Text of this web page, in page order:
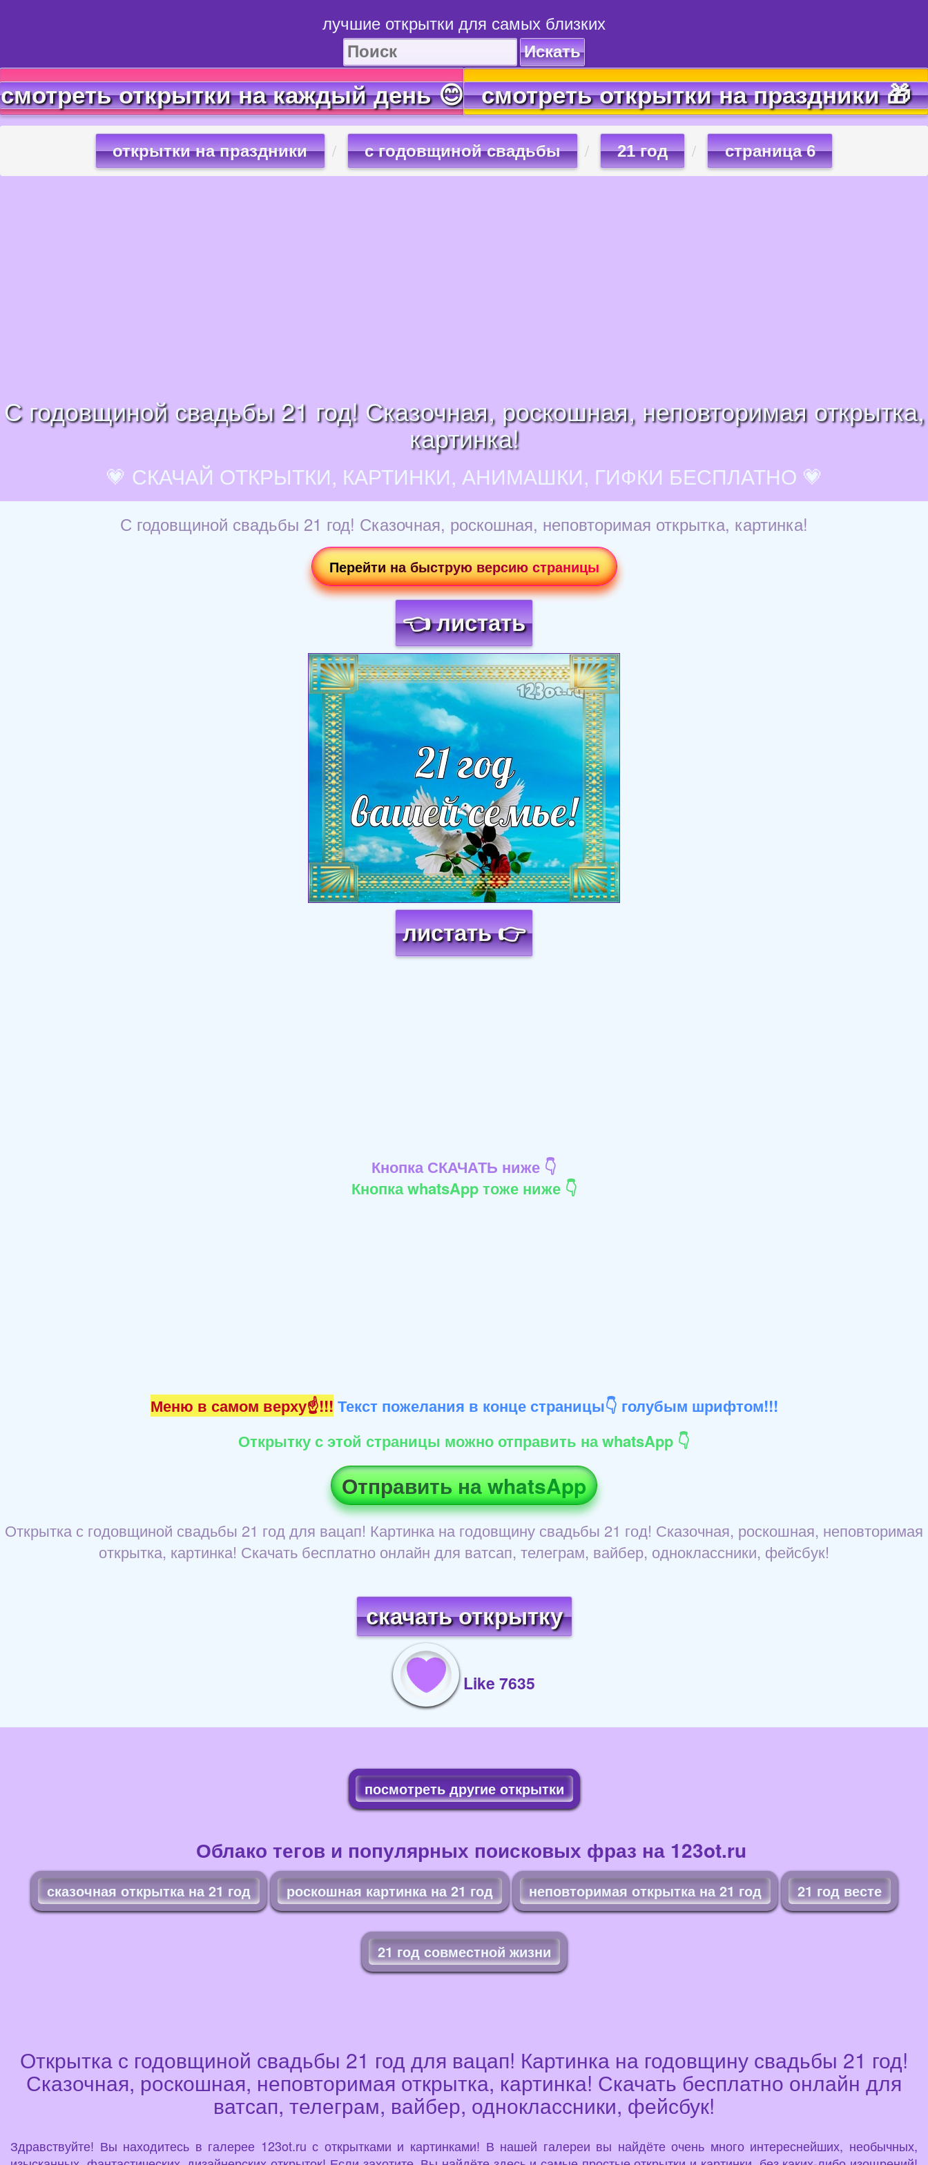
лучшие открытки для самых близких
Искать
смотреть открытки на каждый день 😊 смотреть открытки на праздники 🎁
открытки на праздники с годовщиной свадьбы 21 год страница 6
С годовщиной свадьбы 21 год! Сказочная, роскошная, неповторимая открытка,
картинка!
💗 СКАЧАЙ ОТКРЫТКИ, КАРТИНКИ, АНИМАШКИ, ГИФКИ БЕСПЛАТНО 💗
С годовщиной свадьбы 21 год! Сказочная, роскошная, неповторимая открытка, картинка!
Перейти на быструю версию страницы
👈 листать
Загрузка картинки...
листать 👉
Кнопка СКАЧАТЬ ниже 👇
Кнопка whatsApp тоже ниже 👇
Меню в самом верху☝!!! Текст пожелания в конце страницы👇 голубым шрифтом!!!
Открытку с этой страницы можно отправить на whatsApp 👇
Отправить на whatsApp
Открытка с годовщиной свадьбы 21 год для вацап! Картинка на годовщину свадьбы 21 год! Сказочная, роскошная, неповторимая
открытка, картинка! Скачать бесплатно онлайн для ватсап, телеграм, вайбер, одноклассники, фейсбук!
скачать открытку
Like 7635
посмотреть другие открытки
Облако тегов и популярных поисковых фраз на 123ot.ru
сказочная открытка на 21 год роскошная картинка на 21 год неповторимая открытка на 21 год 21 год весте
21 год совместной жизни
Открытка с годовщиной свадьбы 21 год для вацап! Картинка на годовщину свадьбы 21 год!
Сказочная, роскошная, неповторимая открытка, картинка! Скачать бесплатно онлайн для
ватсап, телеграм, вайбер, одноклассники, фейсбук!
Здравствуйте! Вы находитесь в галерее 123ot.ru с открытками и картинками! В нашей галереи вы найдёте очень много интереснейших, необычных,